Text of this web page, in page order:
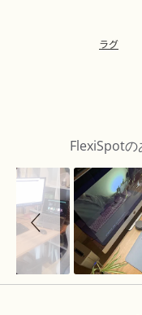
ラグ
FlexiSpotの